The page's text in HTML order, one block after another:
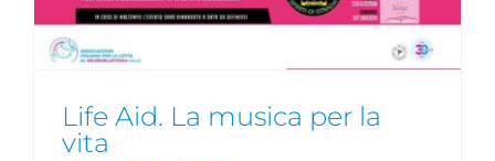
Life Aid. La musica per la
vita